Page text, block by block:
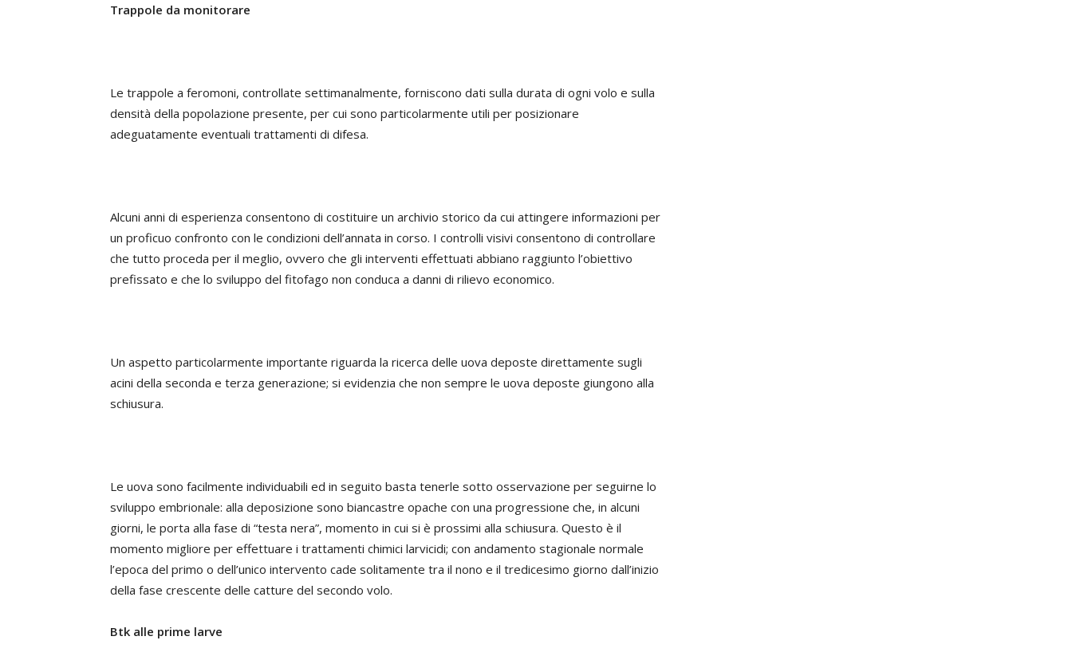
Trappole da monitorare
Le trappole a feromoni, controllate settimanalmente, forniscono dati sulla durata di ogni volo e sulla
densità della popolazione presente, per cui sono particolarmente utili per posizionare
adeguatamente eventuali trattamenti di difesa.
Alcuni anni di esperienza consentono di costituire un archivio storico da cui attingere informazioni per
un proficuo confronto con le condizioni dell’annata in corso. I controlli visivi consentono di controllare
che tutto proceda per il meglio, ovvero che gli interventi effettuati abbiano raggiunto l’obiettivo
prefissato e che lo sviluppo del fitofago non conduca a danni di rilievo economico.
Un aspetto particolarmente importante riguarda la ricerca delle uova deposte direttamente sugli
acini della seconda e terza generazione; si evidenzia che non sempre le uova deposte giungono alla
schiusura.
Le uova sono facilmente individuabili ed in seguito basta tenerle sotto osservazione per seguirne lo
sviluppo embrionale: alla deposizione sono biancastre opache con una progressione che, in alcuni
giorni, le porta alla fase di “testa nera”, momento in cui si è prossimi alla schiusura. Questo è il
momento migliore per effettuare i trattamenti chimici larvicidi; con andamento stagionale normale
l’epoca del primo o dell’unico intervento cade solitamente tra il nono e il tredicesimo giorno dall’inizio
della fase crescente delle catture del secondo volo.
Btk alle prime larve